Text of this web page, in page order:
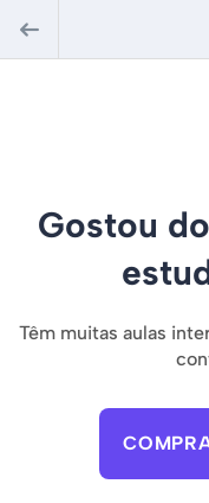
Gostou
Têm muitas aulas